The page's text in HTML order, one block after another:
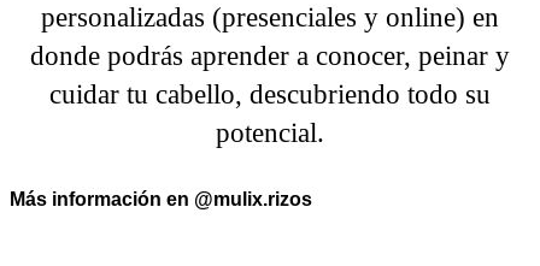
personalizadas (presenciales y online) en
donde podrás aprender a conocer, peinar y
cuidar tu cabello, descubriendo todo su
potencial.
Más información en @mulix.rizos